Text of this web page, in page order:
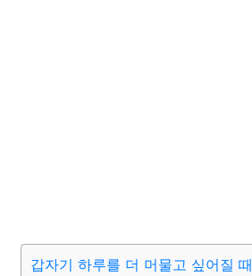
갑자기 하루를 더 머물고 싶어질 때